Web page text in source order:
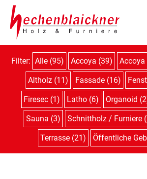
Filter: Alle (95) Accoya (39) Accoya
Altholz (11) Fassade (16)
Firesec (1) Latho (6) Organoid
Sauna (3) Schnittholz / Furniere
Terrasse (21) Öffentliche